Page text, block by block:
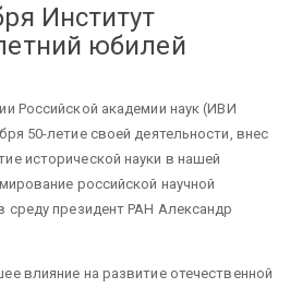
Институт
юбилей
Российской академии наук (ИВИ
50-летие своей деятельности, внес
исторической науки в нашей
российской научной
среду президент РАН Александр
влияние на развитие отечественной